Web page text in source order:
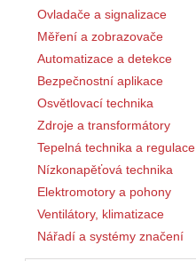
Ovladače a signalizace
Měření a zobrazovače
Automatizace a detekce
Bezpečnostní aplikace
Osvětlovací technika
Zdroje a transformátory
Tepelná technika a regulace
Nízkonapěťová technika
Elektromotory a pohony
Ventilátory, klimatizace
Nářadí a systémy značení